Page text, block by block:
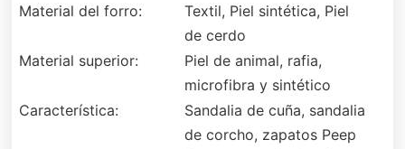
Material del forro:
Textil, Piel sintética, Piel
de cerdo
Material superior:
Piel de animal, rafia,
microfibra y sintético
Característica:
Sandalia de cuña, sandalia
de corcho, zapatos Peep